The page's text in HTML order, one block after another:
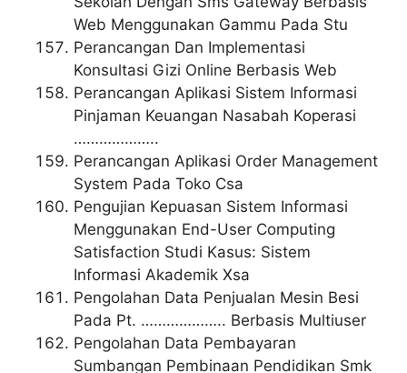
Web Menggunakan Gammu Pada Stu
Perancangan Dan Implementasi
Konsultasi Gizi Online Berbasis Web
Perancangan Aplikasi Sistem Informasi
Pinjaman Keuangan Nasabah Koperasi
………………..
Perancangan Aplikasi Order Management
System Pada Toko Csa
Pengujian Kepuasan Sistem Informasi
Menggunakan End-User Computing
Satisfaction Studi Kasus: Sistem
Informasi Akademik Xsa
Pengolahan Data Penjualan Mesin Besi
Pada Pt. ……………….. Berbasis Multiuser
Pengolahan Data Pembayaran
Sumbangan Pembinaan Pendidikan Smk